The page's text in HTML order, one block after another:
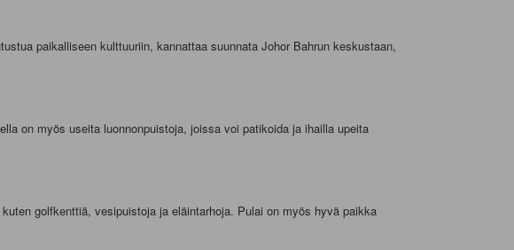
paikalliseen kulttuuriin, kannattaa suunnata Johor Bahrun keskustaan,
on myös useita luonnonpuistoja, joissa voi patikoida ja ihailla upeita
golfkenttiä, vesipuistoja ja eläintarhoja. Pulai on myös hyvä paikka